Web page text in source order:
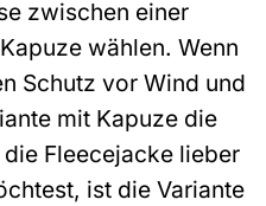
zwischen einer
wählen. Wenn
Schutz vor Wind und
mit Kapuze die
Fleecejacke lieber
ist die Variante